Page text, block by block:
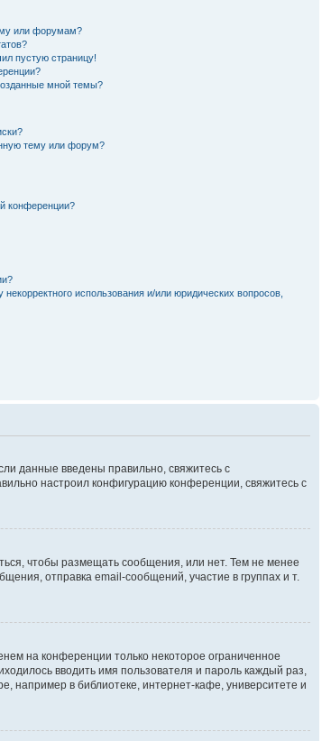
или форумам?
пустую страницу!
мной темы?
тему или форум?
конференции?
использования и/или юридических вопросов,
данные введены правильно, свяжитесь с
настроил конфигурацию конференции, свяжитесь с
чтобы размещать сообщения, или нет. Тем не менее
отправка email-сообщений, участие в группах и т.
на конференции только некоторое ограниченное
вводить имя пользователя и пароль каждый раз,
например в библиотеке, интернет-кафе, университете и